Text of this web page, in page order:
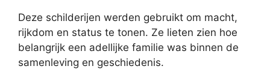
Deze schilderijen werden gebruikt om macht,
rijkdom en status te tonen. Ze lieten zien hoe
belangrijk een adellijke familie was binnen de
samenleving en geschiedenis.